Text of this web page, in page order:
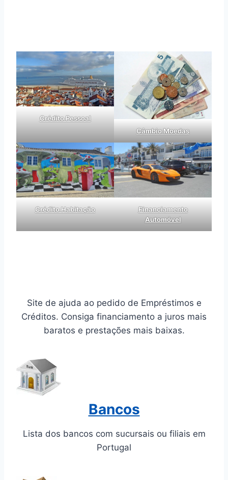
Crédito Pessoal
Câmbio Moedas
Crédito Habitação
Financiamento
Automóvel
Site de ajuda ao pedido de Empréstimos e
Créditos. Consiga financiamento a juros mais
baratos e prestações mais baixas.
Bancos
Lista dos bancos com sucursais ou filiais em
Portugal